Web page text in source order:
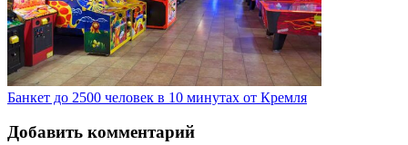
Банкет до 2500 человек в 10 минутах от Кремля
Добавить комментарий